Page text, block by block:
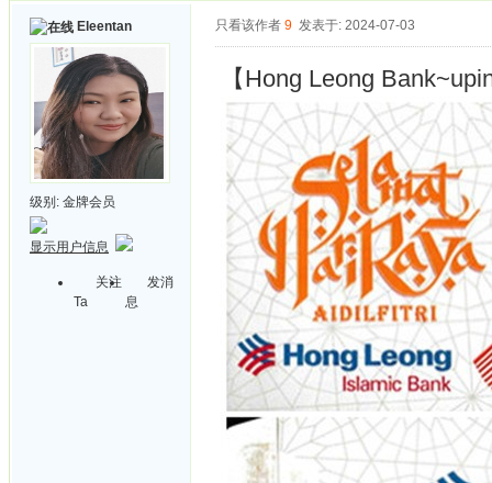
Eleentan
级别: 金牌会员
显示用户信息
关注
Ta
发消
息
只看该作者 9 发表于: 2024-07-03
【Hong Leong